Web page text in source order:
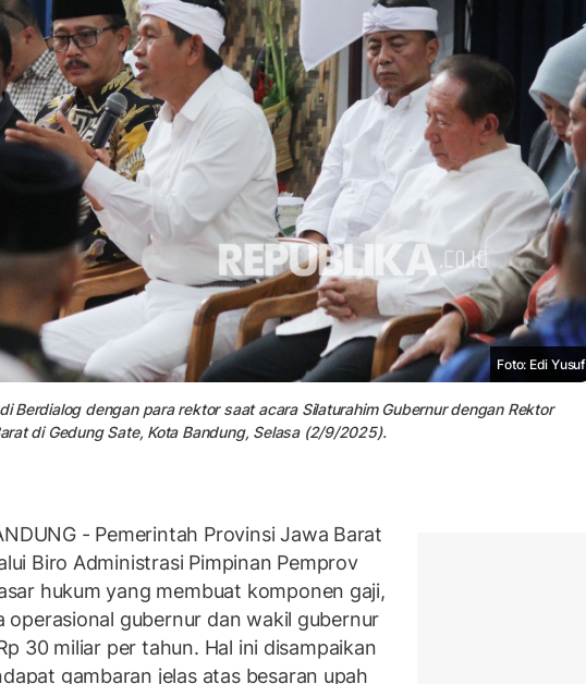
Foto: Edi Yusuf
Berdialog dengan para rektor saat acara Silaturahim Gubernur dengan Rektor
di Gedung Sate, Kota Bandung, Selasa (2/9/2025).
- Pemerintah Provinsi Jawa Barat
Biro Administrasi Pimpinan Pemprov
hukum yang membuat komponen gaji,
operasional gubernur dan wakil gubernur
30 miliar per tahun. Hal ini disampaikan
gambaran jelas atas besaran upah